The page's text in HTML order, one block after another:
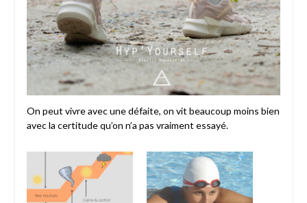
On peut vivre avec une défaite, on vit beaucoup moins bien
avec la certitude qu’on n’a pas vraiment essayé.